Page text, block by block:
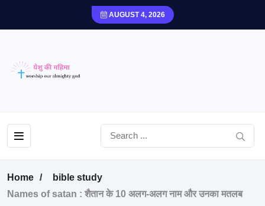
AUGUST 4, 2026
Home
bible study
Names of satan : शैतान के 10 अलग-अलग नाम और उनका मतलब